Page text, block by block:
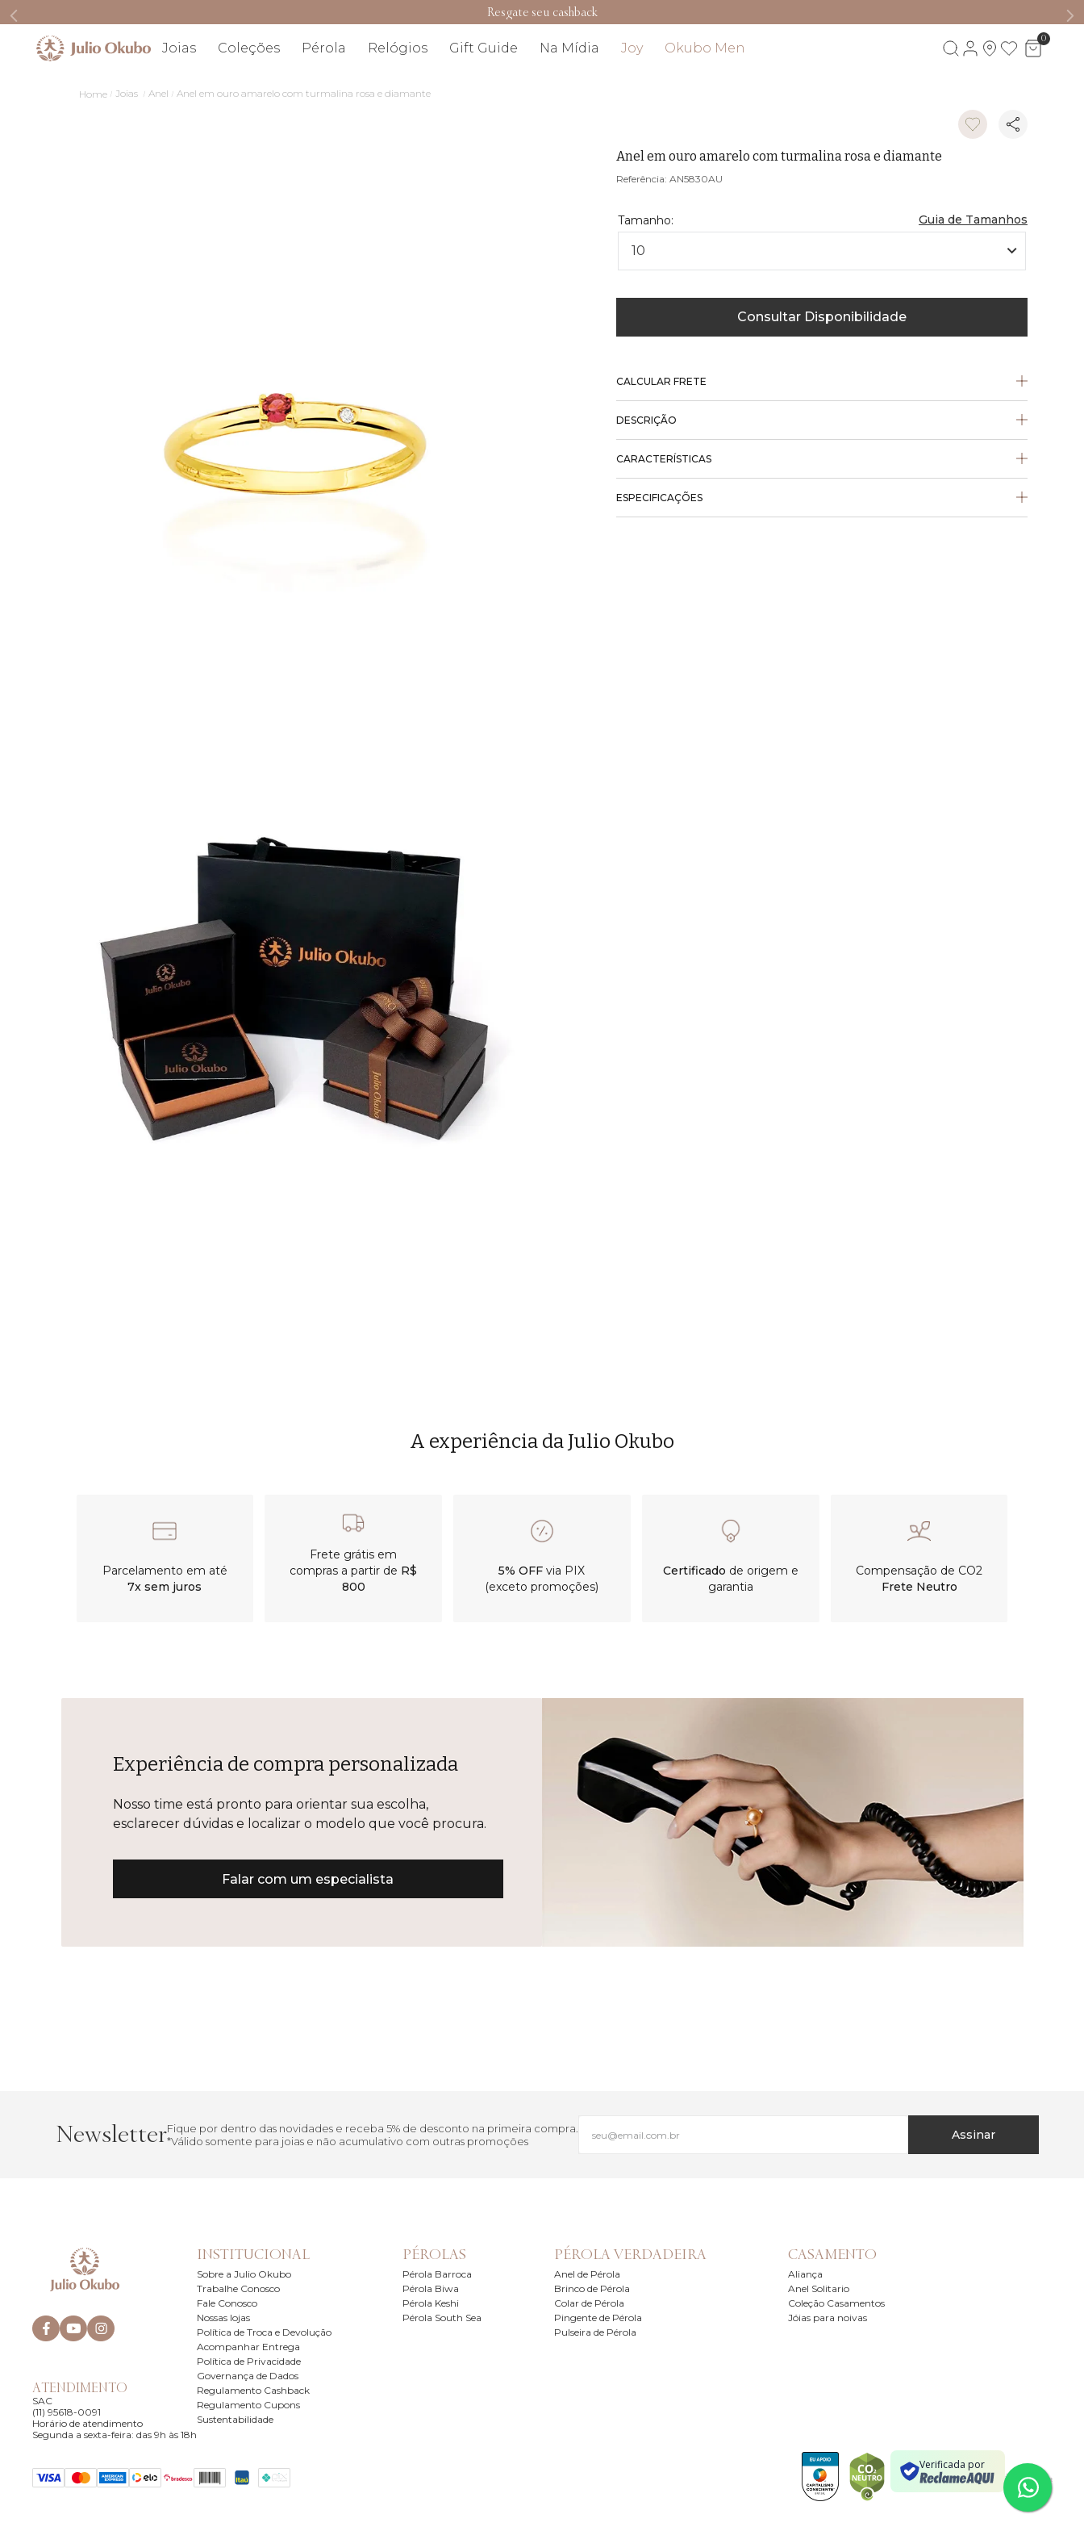
Resgate seu cashback
Joias Coleções Pérola Relógios Gift Guide Na Mídia Joy Okubo Men
0
Joias Anel Anel em ouro amarelo com turmalina rosa e diamante
Anel em ouro amarelo com turmalina rosa e diamante
AN5830AU
Guia de Tamanhos
10
Consultar Disponibilidade
CALCULAR FRETE
DESCRIÇÃO
CARACTERÍSTICAS
ESPECIFICAÇÕES
A experiência da Julio Okubo
Parcelamento em até
7x sem juros
Frete grátis em
compras a partir de R$
800
5% OFF via PIX
(exceto promoções)
Certificado de origem e
garantia
Compensação de CO2
Frete Neutro
Experiência de compra personalizada
Nosso time está pronto para orientar sua escolha,
esclarecer dúvidas e localizar o modelo que você procura.
Falar com um especialista
NewsletterFique por dentro das novidades e receba 5% de desconto na primeira compra.
*Válido somente para joias e não acumulativo com outras promoções
Assinar
ATENDIMENTO
SAC
(11) 95618-0091
Horário de atendimento
Segunda a sexta-feira: das 9h às 18h
INSTITUCIONAL
Sobre a Julio Okubo
Trabalhe Conosco
Fale Conosco
Nossas lojas
Política de Troca e Devolução
Acompanhar Entrega
Política de Privacidade
Governança de Dados
Regulamento Cashback
Regulamento Cupons
Sustentabilidade
PÉROLAS
Pérola Barroca
Pérola Biwa
Pérola Keshi
Pérola South Sea
PÉROLA VERDADEIRA
Anel de Pérola
Brinco de Pérola
Colar de Pérola
Pingente de Pérola
Pulseira de Pérola
CASAMENTO
Aliança
Anel Solitario
Coleção Casamentos
Jóias para noivas
Verificada por